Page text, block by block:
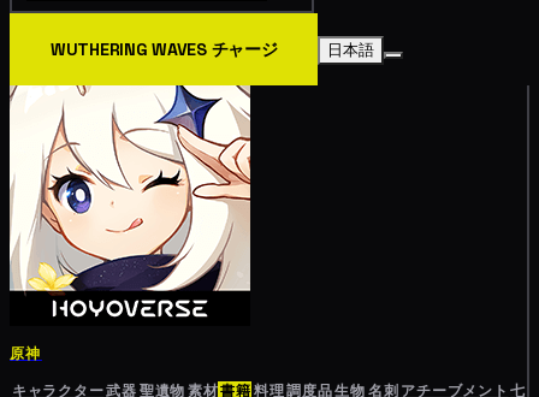
WUTHERING WAVES チャージ 日本語
原神
キャラクター武器聖遺物素材書籍料理調度品生物名刺 アチーブメント 七